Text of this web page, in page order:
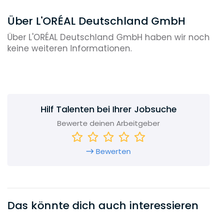
Über L'ORÉAL Deutschland GmbH
Über L'ORÉAL Deutschland GmbH haben wir noch
keine weiteren Informationen.
Hilf Talenten bei Ihrer Jobsuche
Bewerte deinen Arbeitgeber
Bewerten
Das könnte dich auch interessieren